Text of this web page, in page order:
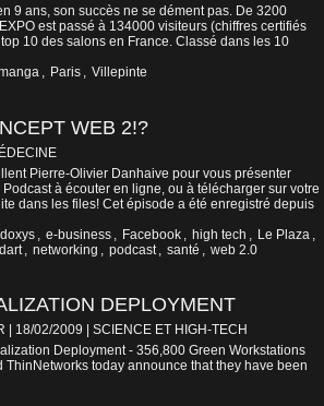
9 ans, son succès ne se dément pas. De 3200
est passé à 134000 visiteurs (chiffres certifiés
10 des salons en France. Classé dans les 10
, Paris , Villepinte
WEB 2!?
Pierre-Olivier Danhaive pour vous présenter
à écouter en ligne, ou à télécharger sur votre
dans les files! Cet épisode a été enregistré depuis
doxys , e-business , Facebook , high tech , Le Plaza ,
, networking , podcast , santé , web 2.0
DEPLOYMENT
| 18/02/2009
SCIENCE ET HIGH-TECH
Deployment - 356,800 Green Workstations
today announce that they have been